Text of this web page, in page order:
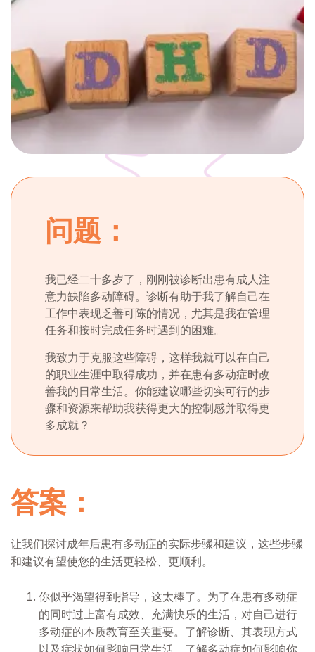
问题：
我已经二十多岁了，刚刚被诊断出患有成人注
意力缺陷多动障碍。诊断有助于我了解自己在
工作中表现乏善可陈的情况，尤其是我在管理
任务和按时完成任务时遇到的困难。
我致力于克服这些障碍，这样我就可以在自己
的职业生涯中取得成功，并在患有多动症时改
善我的日常生活。你能建议哪些切实可行的步
骤和资源来帮助我获得更大的控制感并取得更
多成就？
答案：
让我们探讨成年后患有多动症的实际步骤和建议，这些步骤
和建议有望使您的生活更轻松、更顺利。
你似乎渴望得到指导，这太棒了。为了在患有多动症
的同时过上富有成效、充满快乐的生活，对自己进行
多动症的本质教育至关重要。了解诊断、其表现方式